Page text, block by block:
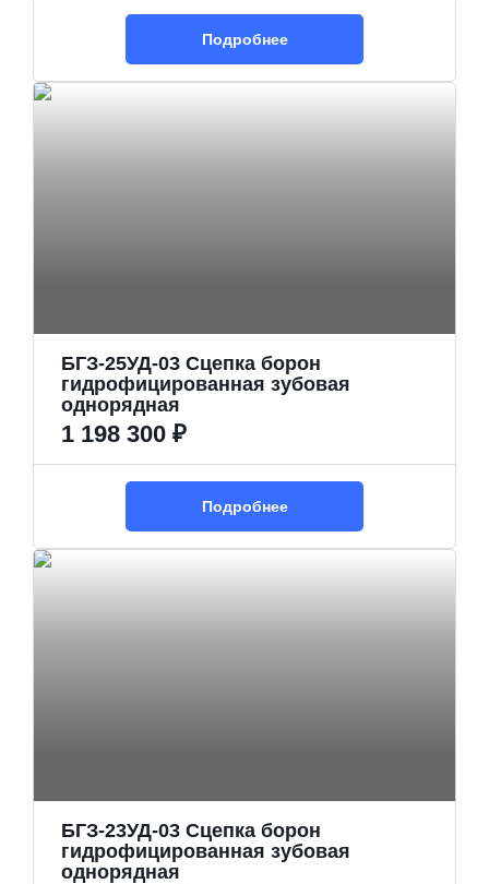
Подробнее
БГЗ-25УД-03 Сцепка борон
гидрофицированная зубовая
однорядная
1 198 300 ₽
Подробнее
БГЗ-23УД-03 Сцепка борон
гидрофицированная зубовая
однорядная